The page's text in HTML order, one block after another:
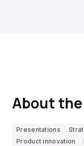
About
Presentations
Product innovation